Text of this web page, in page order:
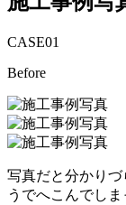
CASE01
Before
写真だと分かり
うでへこんでし